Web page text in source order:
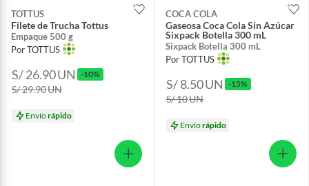
TOTTUS
Filete de Trucha Tottus
Empaque 500 g
Por TOTTUS
S/ 26.90UN -10%
S/ 29.90UN
Envíorápido
COCA COLA
Gaseosa Coca Cola Sin Azúcar
Sixpack Botella 300 mL
Sixpack Botella 300 mL
Por TOTTUS
S/ 8.50UN -15%
S/ 10UN
Envíorápido